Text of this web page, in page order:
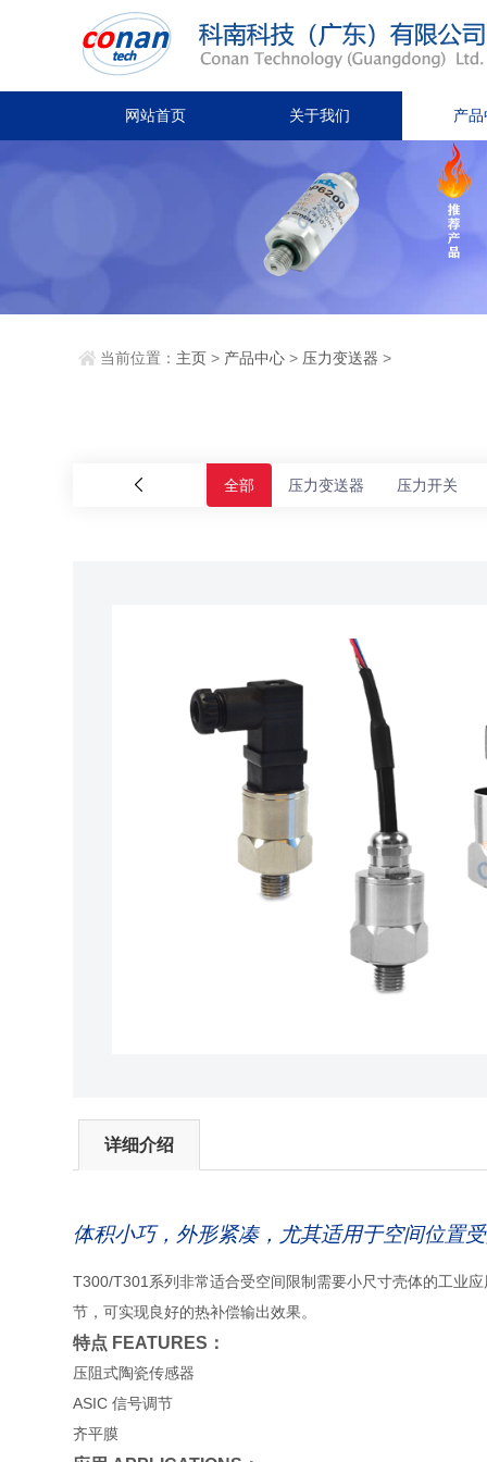
网站首页 关于我们 产
当前位置： 主页 > 产品中心 > 压力变送器 >
全部 压力变送器 压力开关
详细介绍
体积小巧，外形紧凑，尤其适用于空间位置
T300/T301系列非常适合受空间限制需要小尺寸壳体的工业
节，可实现良好的热补偿输出效果。
特点 FEATURES：
压阻式陶瓷传感器
ASIC 信号调节
齐平膜